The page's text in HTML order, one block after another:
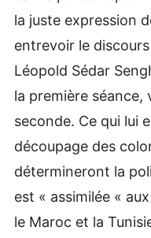
la juste expression
entrevoir le
Léopold Sédar
la première séance,
seconde. Ce qui lui
découpage des
détermineront la
est « assimilée «
le Maroc et la